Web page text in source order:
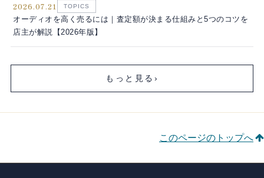
2026.07.21 TOPICS
オーディオを高く売るには｜査定額が決まる仕組みと5つのコツを
店主が解説【2026年版】
もっと見る ›
このページのトップへ